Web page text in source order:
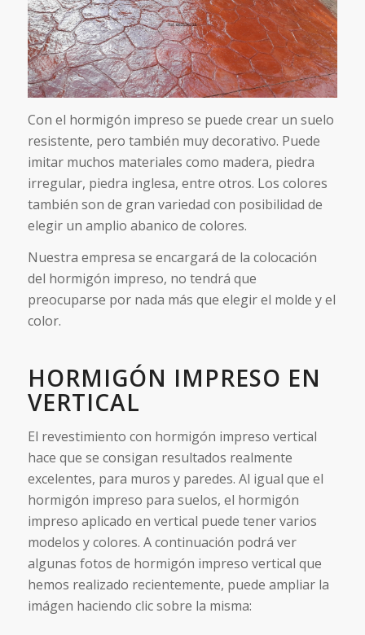
Con el hormigón impreso se puede crear un suelo
resistente, pero también muy decorativo. Puede
imitar muchos materiales como madera, piedra
irregular, piedra inglesa, entre otros. Los colores
también son de gran variedad con posibilidad de
elegir un amplio abanico de colores.
Nuestra empresa se encargará de la colocación
del hormigón impreso, no tendrá que
preocuparse por nada más que elegir el molde y el
color.
HORMIGÓN IMPRESO EN
VERTICAL
El revestimiento con hormigón impreso vertical
hace que se consigan resultados realmente
excelentes, para muros y paredes. Al igual que el
hormigón impreso para suelos, el hormigón
impreso aplicado en vertical puede tener varios
modelos y colores. A continuación podrá ver
algunas fotos de hormigón impreso vertical que
hemos realizado recientemente, puede ampliar la
imágen haciendo clic sobre la misma: